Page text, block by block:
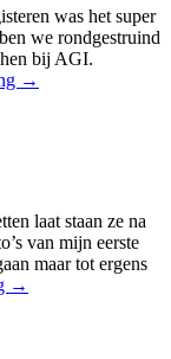
was het super
we rondgestruind
bij AGI.
→
laat staan ze na
van mijn eerste
maar tot ergens
→